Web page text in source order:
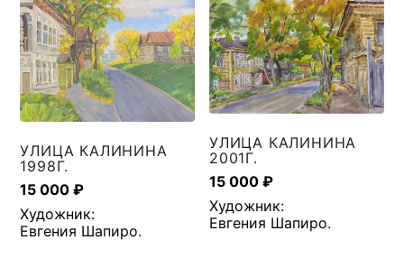
УЛИЦА КАЛИНИНА
1998Г.
15 000₽
Художник:
Евгения Шапиро.
УЛИЦА КАЛИНИНА
2001Г.
15 000₽
Художник:
Евгения Шапиро.